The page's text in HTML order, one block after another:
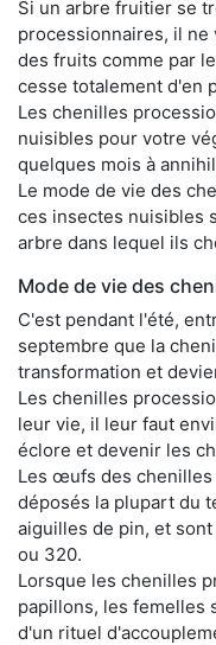
Si un arbre fruitier se
processionnaires, il
des fruits comme par
cesse totalement d'en
Les chenilles
nuisibles pour votre
quelques mois à
Le mode de vie des
ces insectes nuisibles
arbre dans lequel ils
Mode de vie des
C'est pendant l'été,
septembre que la
transformation et
Les chenilles
leur vie, il leur faut
éclore et devenir les
Les œufs des
déposés la plupart du
aiguilles de pin, et
ou 320.
Lorsque les chenilles
papillons, les femelles
d'un rituel